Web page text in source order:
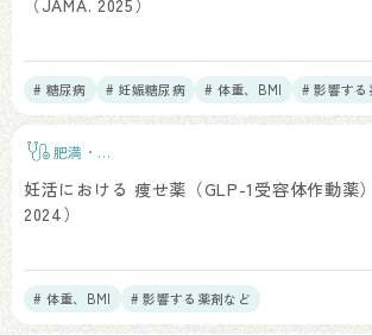
（JAMA. 2025）
# 糖尿病 # 妊娠糖尿病 # 体重、BMI # 影響する
肥満・
妊活における 痩せ薬（GLP-1受容体作動
2024）
# 体重、BMI # 影響する薬剤など